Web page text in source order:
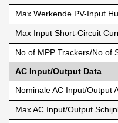
Max Werkende PV-Input
Max Input Short-Circuit
No.of MPP Trackers/No.of
AC Input/Output Data
Nominale AC Input/Output
Max AC Input/Output